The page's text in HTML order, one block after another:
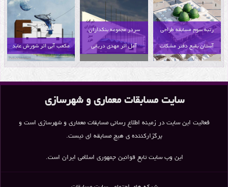
رتبه سوم مسابقه طراحی
آستان بقیع دفتر مشکات
سردر مجموعه بنکداران
آمل اثر مهدی دریانی
مکعب آبی اثر شورش عابد
سایت مسابقات معماری و شهرسازی
فعالیت این سایت در زمینه اطلاع رسانی مسابقات معماری و شهرسازی است و
برگزارکننده ی هیچ مسابقه ای نیست.
این وب سایت تابع قوانین جمهوری اسلامی ایران است.